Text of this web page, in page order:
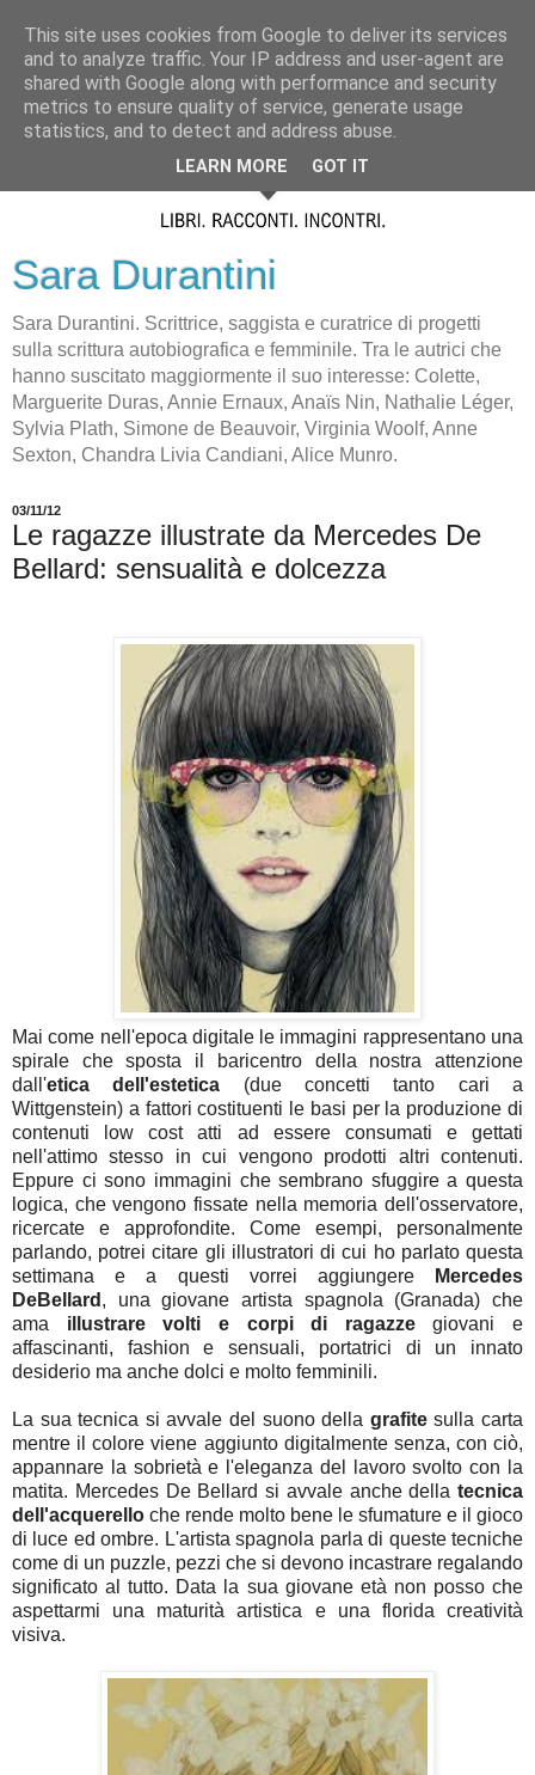
Sara Durantini
Sara Durantini. Scrittrice, saggista e curatrice di progetti
sulla scrittura autobiografica e femminile. Tra le autrici che
hanno suscitato maggiormente il suo interesse: Colette,
Marguerite Duras, Annie Ernaux, Anaïs Nin, Nathalie Léger,
Sylvia Plath, Simone de Beauvoir, Virginia Woolf, Anne
Sexton, Chandra Livia Candiani, Alice Munro.
03/11/12
Le ragazze illustrate da Mercedes De
Bellard: sensualità e dolcezza
Mai come nell'epoca digitale le immagini rappresentano una
spirale che sposta il baricentro della nostra attenzione
dall'etica dell'estetica (due concetti tanto cari a
Wittgenstein) a fattori costituenti le basi per la produzione di
contenuti low cost atti ad essere consumati e gettati
nell'attimo stesso in cui vengono prodotti altri contenuti.
Eppure ci sono immagini che sembrano sfuggire a questa
logica, che vengono fissate nella memoria dell'osservatore,
ricercate e approfondite. Come esempi, personalmente
parlando, potrei citare gli illustratori di cui ho parlato questa
settimana e a questi vorrei aggiungere
Mercedes
DeBellard , una giovane artista spagnola (Granada) che
ama illustrare volti e corpi di ragazzegiovani e
affascinanti, fashion e sensuali, portatrici di un innato
desiderio ma anche dolci e molto femminili.
La sua tecnica si avvale del suono della grafitesulla carta
mentre il colore viene aggiunto digitalmente senza, con ciò,
appannare la sobrietà e l'eleganza del lavoro svolto con la
matita. Mercedes De Bellard si avvale anche della tecnica
dell'acquerello che rende molto bene le sfumature e il gioco
di luce ed ombre. L'artista spagnola parla di queste tecniche
come di un puzzle, pezzi che si devono incastrare regalando
significato al tutto. Data la sua giovane età non posso che
aspettarmi una maturità artistica e una florida creatività
visiva.
This site uses cookies from Google to deliver its services
and to analyze traffic. Your IP address and user-agent are
shared with Google along with performance and security
metrics to ensure quality of service, generate usage
statistics, and to detect and address abuse.
LEARN MORE GOT IT